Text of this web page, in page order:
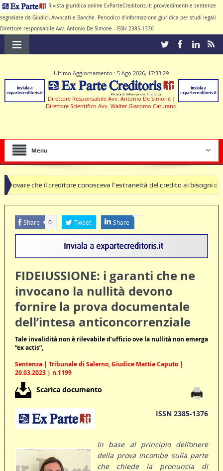
Rivista giuridica online ExParteCreditoris.it: provvedimenti e sentenze
segnalate da Giudici, Avvocati e Banche. Periodico d'informazione giuridica per studi legali
Direttore responsabile Avv. Antonio De Simone - ISSN 2385-1376
Ultimo Aggiornamento : 5 Ago 2026, 17:33:29
Direttore Responsabile Avv. Antonio De Simone |
Direttore Scientifico Avv. Walter Giacomo Caturano
Menu
il creditore conosceva l’estraneità del credito ai bisogni della famiglia
clausole nulle deve produrre il contratto di conto corrente
Share 0 Tweet Share
FIDEIUSSIONE: i garanti che ne
invocano la nullità devono
fornire la prova documentale
dell’intesa anticoncorrenziale
Tale invalidità non è rilevabile d’ufficio ove la nullità non emerga
“ex actis”,
Sentenza | Tribunale di Salerno, Giudice Mattia Caputo |
20.03.2023 | n.1199
Scarica documento
ISSN 2385-1376
In base al principio dell’onere
della prova incombe sulla parte
che chiede la pronuncia di